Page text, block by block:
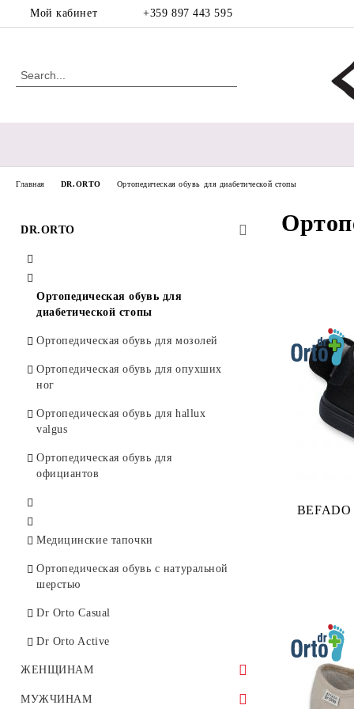
Мой кабинет +359 897 443 595
DR.ORTO
Ортопедическая обувь для
диабетической стопы
Ортопедическая обувь для мозолей
Ортопедическая обувь для опухших
ног
Ортопедическая обувь для hallux
valgus
Ортопедическая обувь для
официантов
Медицинские тапочки
Ортопедическая обувь с натуральной
шерстью
Dr Orto Casual
Dr Orto Active
ЖЕНЩИНАМ
Спортивная обувь
МУЖЧИНАМ
Главная DR.ORTO Ортопедическая обувь для диабетической стопы
BEFADO